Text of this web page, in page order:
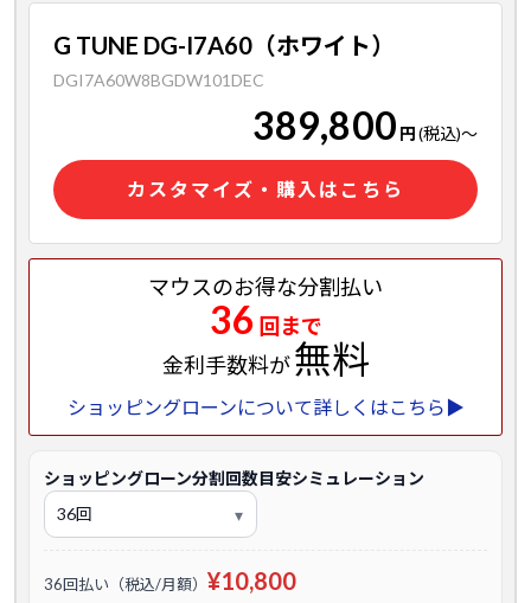
G TUNE DG-I7A60（ホワイト）
DGI7A60W8BGDW101DEC
389,800 円(税込)～
カスタマイズ・購入はこちら
マウスのお得な分割払い
36 回まで
金利手数料が無料
ショッピングローンについて詳しくはこちら▶
ショッピングローン分割回数目安シミュレーション
36回払い（税込/月額） ¥10,800